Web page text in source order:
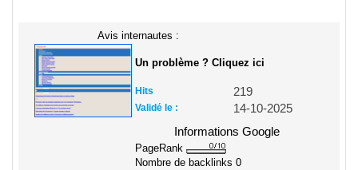
Avis internautes :
Un problème ? Cliquez ici
Hits 219
Validé le :
14-10-2025
Informations Google
PageRank
Nombre de backlinks 0